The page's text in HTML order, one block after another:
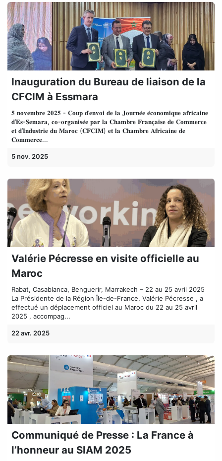
Inauguration du Bureau de liaison de la
CFCIM à Essmara
𝟓 𝐧𝐨𝐯𝐞𝐦𝐛𝐫𝐞 𝟐𝟎𝟐𝟓 - 𝐂𝐨𝐮𝐩 𝐝’𝐞𝐧𝐯𝐨𝐢 𝐝𝐞 𝐥𝐚 𝐉𝐨𝐮𝐫𝐧𝐞́𝐞 𝐞́𝐜𝐨𝐧𝐨𝐦𝐢𝐪𝐮𝐞 𝐚𝐟𝐫𝐢𝐜𝐚𝐢𝐧𝐞
𝐝’𝐄𝐬-𝐒𝐞𝐦𝐚𝐫𝐚, 𝐜𝐨-𝐨𝐫𝐠𝐚𝐧𝐢𝐬𝐞́𝐞 𝐩𝐚𝐫 𝐥𝐚 𝐂𝐡𝐚𝐦𝐛𝐫𝐞 𝐅𝐫𝐚𝐧𝐜̧𝐚𝐢𝐬𝐞 𝐝𝐞 𝐂𝐨𝐦𝐦𝐞𝐫𝐜𝐞
𝐞𝐭 𝐝’𝐈𝐧𝐝𝐮𝐬𝐭𝐫𝐢𝐞 𝐝𝐮 𝐌𝐚𝐫𝐨𝐜 (𝐂𝐅𝐂𝐈𝐌) 𝐞𝐭 𝐥𝐚 𝐂𝐡𝐚𝐦𝐛𝐫𝐞 𝐀𝐟𝐫𝐢𝐜𝐚𝐢𝐧𝐞 𝐝𝐞
𝐂𝐨𝐦𝐦𝐞𝐫𝐜𝐞...
5 nov. 2025
Valérie Pécresse en visite officielle au
Maroc
Rabat, Casablanca, Benguerir, Marrakech – 22 au 25 avril 2025
La Présidente de la Région Île-de-France, Valérie Pécresse , a
effectué un déplacement officiel au Maroc du 22 au 25 avril
2025 , accompag...
22 avr. 2025
Communiqué de Presse : La France à
l’honneur au SIAM 2025